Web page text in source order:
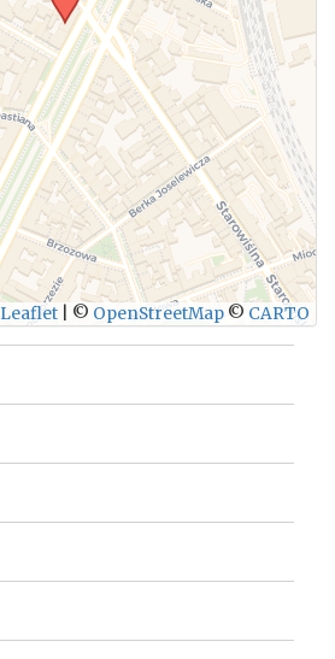
WYŚLIJ
Leaflet © OpenStreetMap © CARTO